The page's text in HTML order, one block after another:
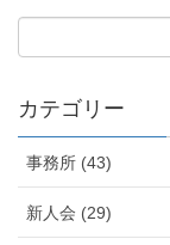
カテゴリー
事務所 (43)
新人会 (29)